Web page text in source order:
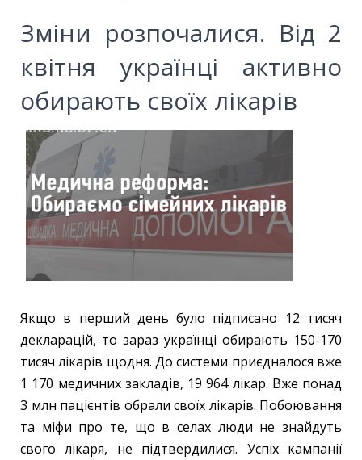
Зміни розпочалися. Від 2
квітня українці активно
обирають своїх лікарів
Якщо в перший день було підписано 12 тисяч
декларацій, то зараз українці обирають 150-170
тисяч лікарів щодня. До системи приєдналося вже
1 170 медичних закладів, 19 964 лікар. Вже понад
3 млн пацієнтів обрали своїх лікарів. Побоювання
та міфи про те, що в селах люди не знайдуть
свого лікаря, не підтвердилися. Успіх кампанії